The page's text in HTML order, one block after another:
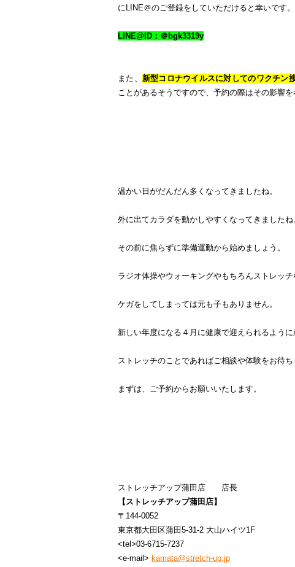
にLINE＠のご登録をしていただけると幸いです。
LINE@ID：＠bgk3319y
また、 新型コロナウイルスに対してのワクチン
ことがあるそうですので、予約の際はその影響
温かい日がだんだん多くなってきましたね。
外に出てカラダを動かしやすくなってきましたね
その前に焦らずに準備運動から始めましょう。
ラジオ体操やウォーキングやもちろんストレッチ
ケガをしてしまっては元も子もありません。
新しい年度になる４月に健康で迎えられるよう
ストレッチのことであればご相談や体験をお待ち
まずは、ご予約からお願いいたします。
ストレッチアップ蒲田店 店長
【ストレッチアップ蒲田店】
〒144-0052
東京都大田区蒲田5-31-2 大山ハイツ1F
<tel>03-6715-7237
<e-mail> kamata@stretch-up.jp